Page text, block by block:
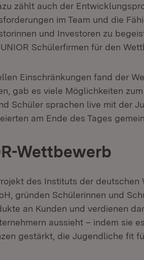
zählt auch der
im Team und die
und Investoren zu
Schülerfirmen für den
Einschränkungen fand der
gab es viele Möglichkeiten
Schüler sprachen live mit der
am Ende des Tages
Wettbewerb
des Instituts der deutschen
gründen Schülerinnen und
an Kunden und verdienen
aussieht – indem sie
gestärkt, die Jugendliche fit